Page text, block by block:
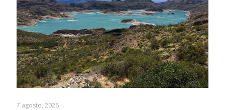
7 agosto, 2026